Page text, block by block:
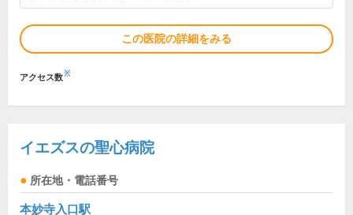
この医院の詳細をみる
アクセス数※
イエズスの聖心病院
所在地・電話番号
本妙寺入口駅